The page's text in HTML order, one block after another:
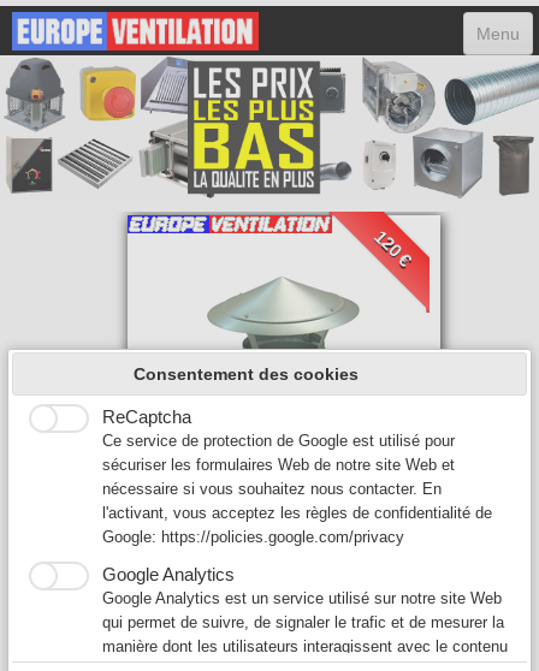
Menu
ACCUEIL
HOTTES
MOTEURS
0
120 €
CHAPEAU CHINOIS
D315
120,00 € 145,00 €
Expédié dans les 7 jours
Consentement des cookies
ReCaptcha
Ce service de protection de Google est utilisé pour
sécuriser les formulaires Web de notre site Web et
nécessaire si vous souhaitez nous contacter. En
l'activant, vous acceptez les règles de confidentialité de
Google: https://policies.google.com/privacy
Google Analytics
Google Analytics est un service utilisé sur notre site Web
qui permet de suivre, de signaler le trafic et de mesurer la
manière dont les utilisateurs interagissent avec le contenu